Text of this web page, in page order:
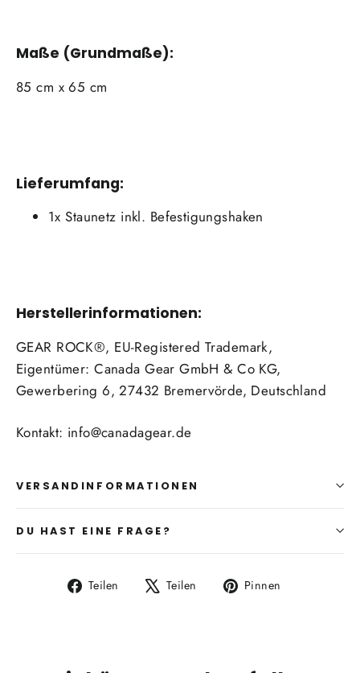
Maße (Grundmaße):
85 cm x 65 cm
Lieferumfang:
1x Staunetz inkl. Befestigungshaken
Herstellerinformationen:
GEAR ROCK®, EU-Registered Trademark,
Eigentümer: Canada Gear GmbH & Co KG,
Gewerbering 6, 27432 Bremervörde, Deutschland
Kontakt: info@canadagear.de
VERSANDINFORMATIONEN
DU HAST EINE FRAGE?
Teilen
Auf
Teilen
Auf
Pinnen